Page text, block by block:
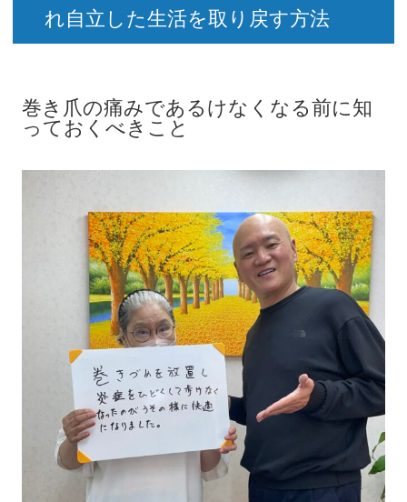
れ自立した生活を取り戻す方法
巻き爪の痛みであるけなくなる前に知
っておくべきこと